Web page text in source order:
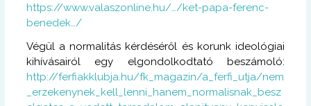
https://www.valaszonline.hu/…/ket-papa-ferenc-
benedek…/
Végül a normalitás kérdéséről és korunk ideológiai
kihívásairól egy elgondolkodtató beszámoló:
http://ferfiakklubja.hu/fk_magazin/a_ferfi_utja/nem
_erzekenynek_kell_lenni_hanem_normalisnak_besz